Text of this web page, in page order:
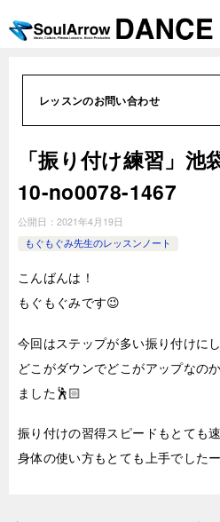
レッスンのお問い合わせ
「振り付け練習」池
10-no0078-1467
公開日： 2021年4月19日
もぐもぐみ先生のレッスンノート
こんばんは！
もぐもぐみです😉
今回はステップが多い振り付けに
どこがダウンでどこがアップなの
ました🕺🏻
振り付けの習得スピードもとても
身体の使い方もとても上手でしたー